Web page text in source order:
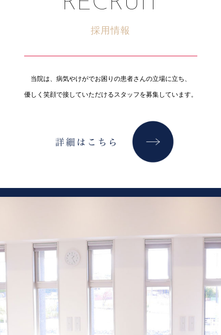
採用情報
当院は、病気やけがでお困りの患者さんの立場に立ち、
優しく笑顔で接していただけるスタッフを募集しています。